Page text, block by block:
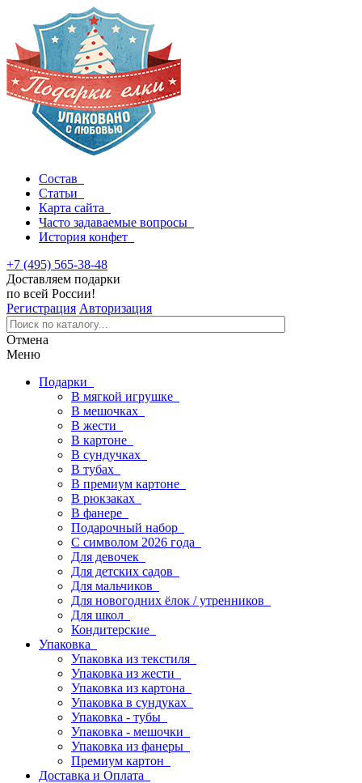
Состав
Статьи
Карта сайта
Часто задаваемые вопросы
История конфет
+7 (495) 565-38-48
Доставляем подарки
по всей России!
Регистрация Авторизация
Отмена
Меню
Подарки
В мягкой игрушке
В мешочках
В жести
В картоне
В сундучках
В тубах
В премиум картоне
В рюкзаках
В фанере
Подарочный набор
С символом 2026 года
Для девочек
Для детских садов
Для мальчиков
Для новогодних ёлок / утренников
Для школ
Кондитерские
Упаковка
Упаковка из текстиля
Упаковка из жести
Упаковка из картона
Упаковка в сундуках
Упаковка - тубы
Упаковка - мешочки
Упаковка из фанеры
Премиум картон
Доставка и Оплата